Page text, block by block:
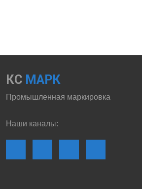
КС МАРК
Промышленная маркировка
Наши каналы: